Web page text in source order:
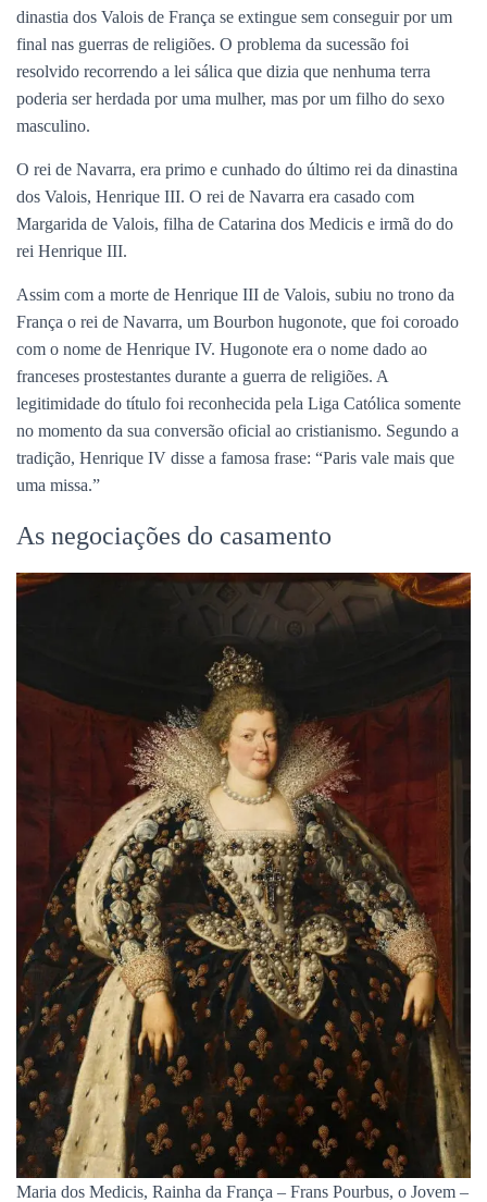
dinastia dos Valois de França se extingue sem conseguir por um
final nas guerras de religiões. O problema da sucessão foi
resolvido recorrendo a lei sálica que dizia que nenhuma terra
poderia ser herdada por uma mulher, mas por um filho do sexo
masculino.
O rei de Navarra, era primo e cunhado do último rei da dinastina
dos Valois, Henrique III. O rei de Navarra era casado com
Margarida de Valois, filha de Catarina dos Medicis e irmã do do
rei Henrique III.
Assim com a morte de Henrique III de Valois, subiu no trono da
França o rei de Navarra, um Bourbon hugonote, que foi coroado
com o nome de Henrique IV. Hugonote era o nome dado ao
franceses prostestantes durante a guerra de religiões. A
legitimidade do título foi reconhecida pela Liga Católica somente
no momento da sua conversão oficial ao cristianismo. Segundo a
tradição, Henrique IV disse a famosa frase: “Paris vale mais que
uma missa.”
As negociações do casamento
Maria dos Medicis, Rainha da França – Frans Pourbus, o Jovem –